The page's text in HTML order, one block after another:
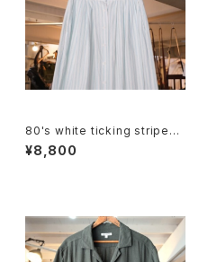
80's white ticking striped
cotton flared Skirt
¥8,800